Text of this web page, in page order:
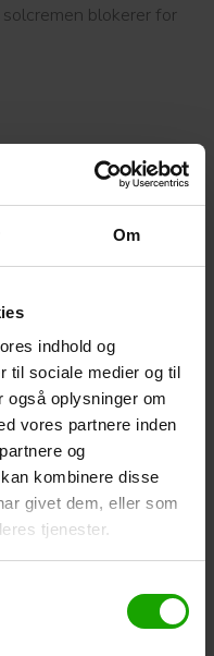
Om
indhold og
til sociale medier og til
også oplysninger om
vores partnere inden
og
kombinere disse
givet dem, eller som
tjenester.
blokerer for
beskyttelse ved
opnår den faktor,
den rette mængde.
jeg bruge?
anbefaler
normal hudtype. Har
bruge en højere faktor.
i syden?
er højere end
gerne 50 eller 50+.
når du fx rejser til
og andre sydlige